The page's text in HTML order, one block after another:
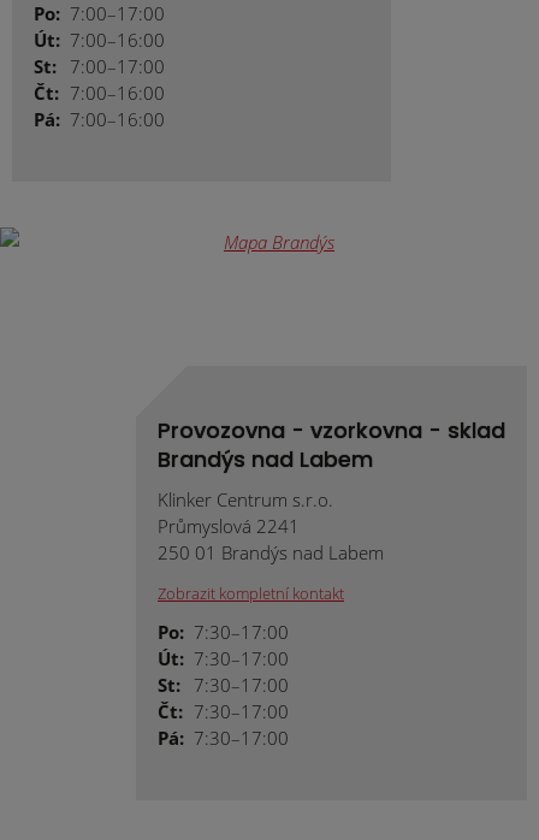
Po: 7:00–17:00
Út: 7:00–16:00
St: 7:00–17:00
Čt: 7:00–16:00
Pá: 7:00–16:00
Provozovna - vzorkovna - sklad
Brandýs nad Labem
Klinker Centrum s.r.o.
Průmyslová 2241
250 01 Brandýs nad Labem
Zobrazit kompletní kontakt
Po: 7:30–17:00
Út: 7:30–17:00
St: 7:30–17:00
Čt: 7:30–17:00
Pá: 7:30–17:00